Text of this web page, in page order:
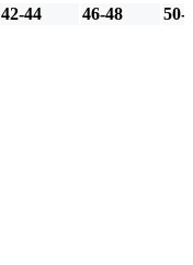
42-44 46-48 50-